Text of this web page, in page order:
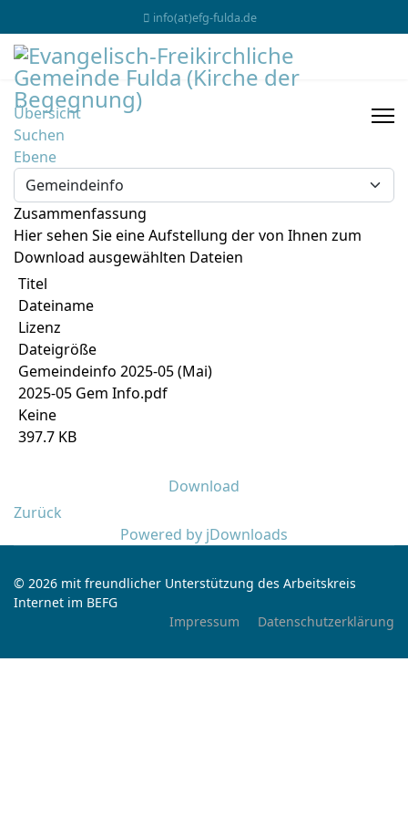
info(at)efg-fulda.de
Übersicht
Suchen
Ebene
Zusammenfassung
Hier sehen Sie eine Aufstellung der von Ihnen zum
Download ausgewählten Dateien
Titel
Dateiname
Lizenz
Dateigröße
Gemeindeinfo 2025-05 (Mai)
2025-05 Gem Info.pdf
Keine
397.7 KB
Download
Zurück
Powered by jDownloads
© 2026 mit freundlicher Unterstützung des Arbeitskreis
Internet im BEFG
Impressum
Datenschutzerklärung